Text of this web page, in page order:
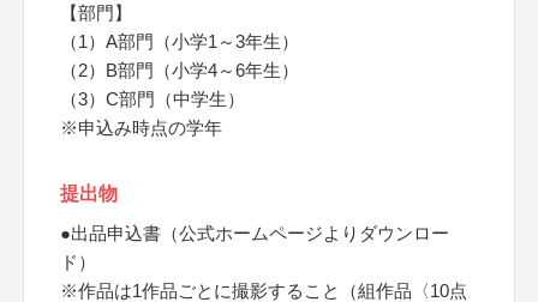
【部門】
（1）A部門（小学1～3年生）
（2）B部門（小学4～6年生）
（3）C部門（中学生）
※申込み時点の学年
提出物
●出品申込書（公式ホームページよりダウンロー
ド）
※作品は1作品ごとに撮影すること（組作品〈10点